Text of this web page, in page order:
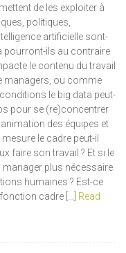
de les exploiter à
politiques,
artificielle sont-
pourront-ils au contraire
le contenu du travail
managers, ou comme
le big data peut-
pour se (re)concentrer
des équipes et
le cadre peut-il
faire son travail ? Et si le
manager plus nécessaire
humaines ? Est-ce
cadre […] Read